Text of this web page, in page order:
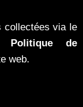
collectées via le
Politique de
web.